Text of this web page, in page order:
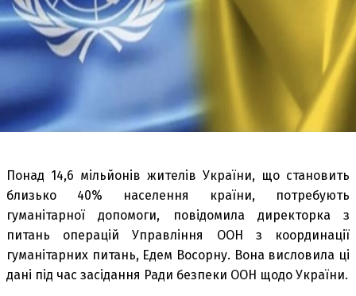
Понад 14,6 мільйонів жителів України, що становить
близько 40% населення країни, потребують
гуманітарної допомоги, повідомила директорка з
питань операцій Управління ООН з координації
гуманітарних питань, Едем Восорну. Вона висловила ці
дані під час засідання Ради безпеки ООН щодо України.